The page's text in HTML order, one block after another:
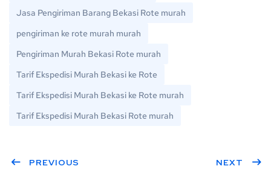
Jasa Pengiriman Barang Bekasi Rote murah
pengiriman ke rote murah murah
Pengiriman Murah Bekasi Rote murah
Tarif Ekspedisi Murah Bekasi ke Rote
Tarif Ekspedisi Murah Bekasi ke Rote murah
Tarif Ekspedisi Murah Bekasi Rote murah
PREVIOUS NEXT